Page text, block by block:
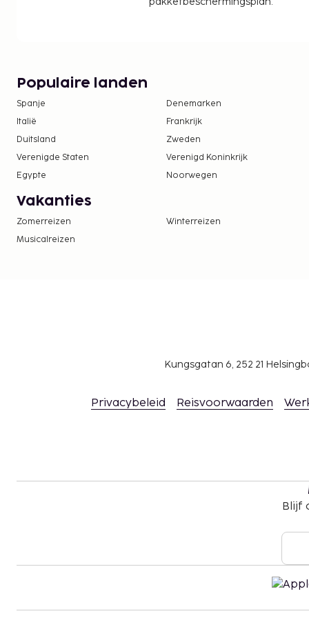
Populaire landen
Spanje Denemarken
Italië
Frankrijk
Duitsland
Zweden
Verenigde Staten
Verenigd Koninkrijk
Egypte
Noorwegen
Vakanties
Zomerreizen Winterreizen
Musicalreizen
Kungsgatan 6, 252 21
Privacybeleid Reisvoorwaarden
Blijf